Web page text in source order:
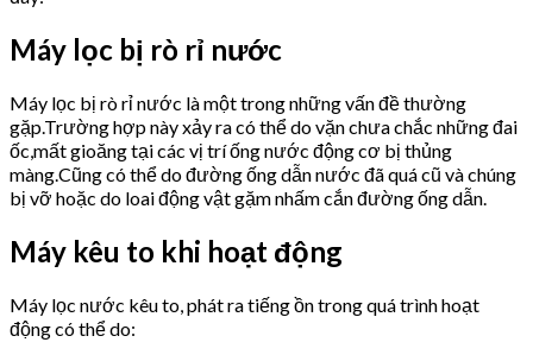
Máy lọc bị rò rỉ nước
Máy lọc bị rò rỉ nước là một trong những vấn đề thường
gặp.Trường hợp này xảy ra có thể do vặn chưa chắc những đai
ốc,mất gioăng tại các vị trí ống nước động cơ bị thủng
màng.Cũng có thể do đường ống dẫn nước đã quá cũ và chúng
bị vỡ hoặc do loai động vật gặm nhấm cắn đường ống dẫn.
Máy kêu to khi hoạt động
Máy lọc nước kêu to, phát ra tiếng ồn trong quá trình hoạt
động có thể do: